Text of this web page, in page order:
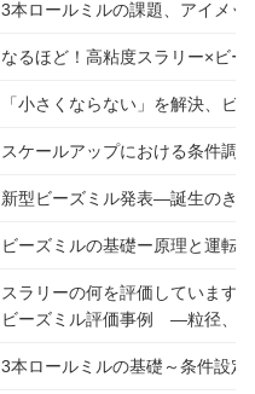
3本ロールミルの課題、アイメッ
なるほど！高粘度スラリー×ビー
「小さくならない」を解決、ビ
スケールアップにおける条件調
新型ビーズミル発表―誕生のき
ビーズミルの基礎ー原理と運転
スラリーの何を評価しています
ビーズミル評価事例 ―粒径、
3本ロールミルの基礎～条件設定